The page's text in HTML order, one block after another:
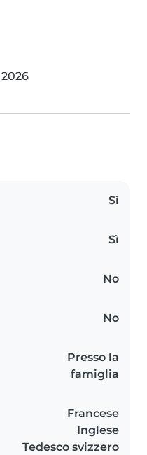
Sì
Sì
No
No
Presso la
famiglia
Francese
Inglese
Tedesco svizzero